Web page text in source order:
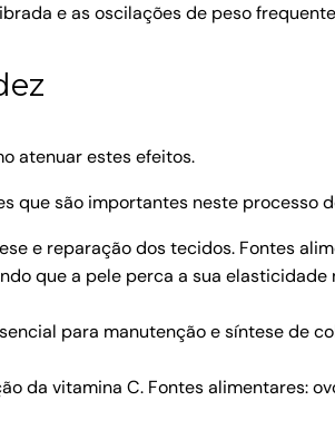
e as oscilações de peso
atenuar estes efeitos.
que são importantes neste processo
e reparação dos tecidos. Fontes
que a pele perca a sua
para manutenção e síntese de
da vitamina C. Fontes alimentares: